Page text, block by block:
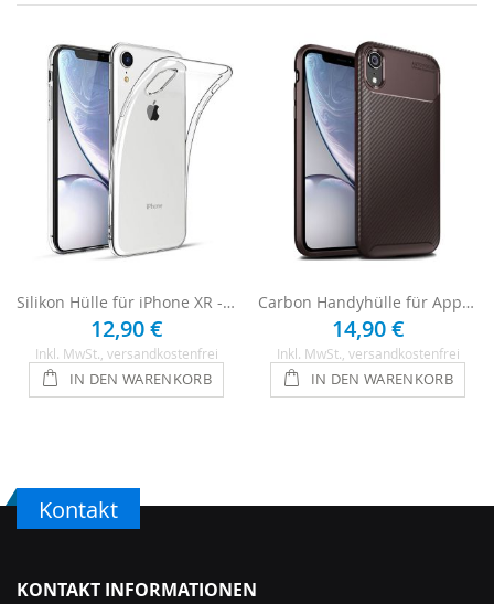
Silikon Hülle für iPhone XR - Transparent
12,90 €
Inkl. MwSt. , versandkostenfrei
IN DEN WARENKORB
Carbon Handyhülle für Apple iPhone XR - Braun
14,90 €
Inkl. MwSt. , versandkostenfrei
IN DEN WARENKORB
Kontakt
KONTAKT INFORMATIONEN